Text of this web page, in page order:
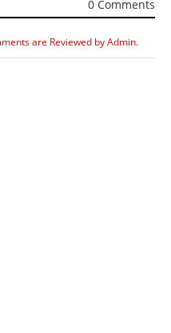
0 Comments
are Reviewed by Admin.